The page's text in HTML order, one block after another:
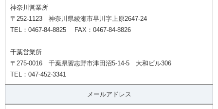
神奈川営業所
〒252-1123 神奈川県綾瀬市早川字上原2647-24
TEL：0467-84-8825 FAX：0467-84-8826
千葉営業所
〒275-0016 千葉県習志野市津田沼5-14-5 大和ビル306
TEL：047-452-3341
メールアドレス